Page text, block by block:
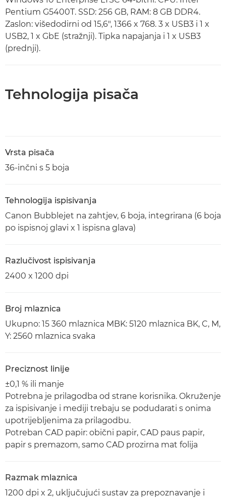
Pentium G5400T. SSD: 256 GB, RAM: 8 GB DDR4.
Zaslon: višedodirni od 15,6", 1366 x 768. 3 x USB3 i 1 x
USB2, 1 x GbE (stražnji). Tipka napajanja i 1 x USB3
(prednji).
Tehnologija pisača
Vrsta pisača
36-inčni s 5 boja
Tehnologija ispisivanja
Canon Bubblejet na zahtjev, 6 boja, integrirana (6 boja
po ispisnoj glavi x 1 ispisna glava)
Razlučivost ispisivanja
2400 x 1200 dpi
Broj mlaznica
Ukupno: 15 360 mlaznica MBK: 5120 mlaznica BK, C, M,
Y: 2560 mlaznica svaka
Preciznost linije
±0,1 % ili manje
Potrebna je prilagodba od strane korisnika. Okruženje
za ispisivanje i mediji trebaju se podudarati s onima
upotrijebljenima za prilagodbu.
Potreban CAD papir: obični papir, CAD paus papir,
papir s premazom, samo CAD prozirna mat folija
Razmak mlaznica
1200 dpi x 2, uključujući sustav za prepoznavanje i